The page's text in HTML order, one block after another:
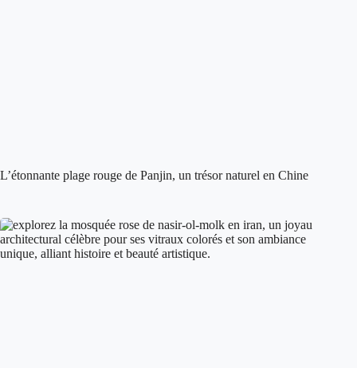
L’étonnante plage rouge de Panjin, un trésor naturel en Chine